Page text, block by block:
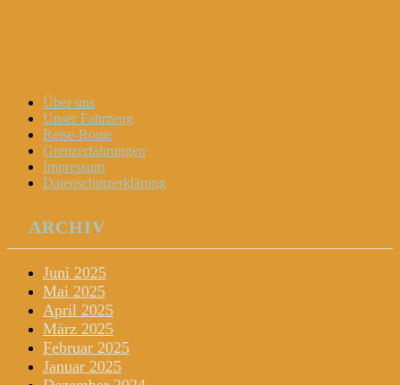
Menu
Widgets
Search
Skip
content
Über uns
Unser Fahrzeug
Reise-Route
Grenzerfahrungen
Impressum
Datenschutzerklärung
ARCHIV
Juni 2025
Mai 2025
April 2025
März 2025
Februar 2025
Januar 2025